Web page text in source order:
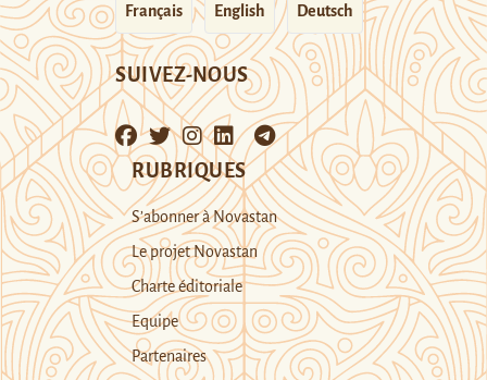
Français English Deutsch
SUIVEZ-NOUS
RUBRIQUES
S’abonner à Novastan
Le projet Novastan
Charte éditoriale
Equipe
Partenaires